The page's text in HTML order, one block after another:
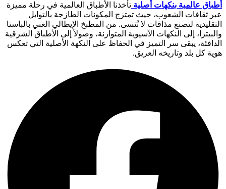
أطباق عالمية بنكهات أصلية تأخذنا الأطباق العالمية في رحلة مميزة
عبر ثقافات الشعوب، حيث تمتزج المكونات الطازجة بالتوابل
التقليدية لتصنع مذاقات لا تُنسى. من المطبخ الإيطالي الغني بالباستا
والبيتزا، إلى النكهات الآسيوية المتوازنة، وصولاً إلى الأطباق الشرقية
الدافئة، يبقى سر التميز في الحفاظ على النكهة الأصلية التي تعكس
هوية كل بلد وتاريخه العريق.